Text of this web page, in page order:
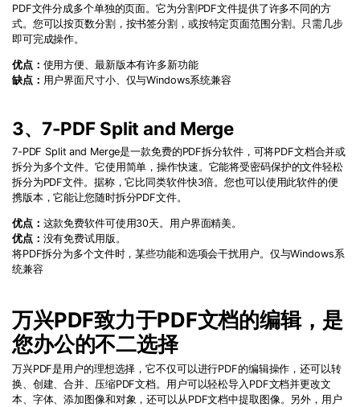
PDF文件分成多个单独的页面。它为分割PDF文件提供了许多不同的方
式。您可以按页数分割，按书签分割，或按特定页面范围分割。只需几步
即可完成操作。
优点： 使用方便、最新版本有许多新功能
缺点： 用户界面尺寸小、仅与Windows系统兼容
3、7-PDF Split and Merge
7-PDF Split and Merge是一款免费的PDF拆分软件，可将PDF文档合并或
拆分为多个文件。它使用简单，操作快速。它能将受密码保护的文件轻松
拆分为PDF文件。据称，它比同类软件快3倍。您也可以使用此软件的便
携版本，它能让您随时拆分PDF文件。
优点： 这款免费软件可使用30天。用户界面精美。
优点： 没有免费试用版。
将PDF拆分为多个文件时，某些功能和选项会干扰用户。仅与Windows系
统兼容
万兴PDF致力于PDF文档的编辑，是
您办公的不二选择
万兴PDF是用户的理想选择，它不仅可以进行PDF的编辑操作，还可以转
换、创建、合并、压缩PDF文档。用户可以轻松导入PDF文档并更改文
本、字体、添加图像和对象，还可以从PDF文档中提取图像。另外，用户